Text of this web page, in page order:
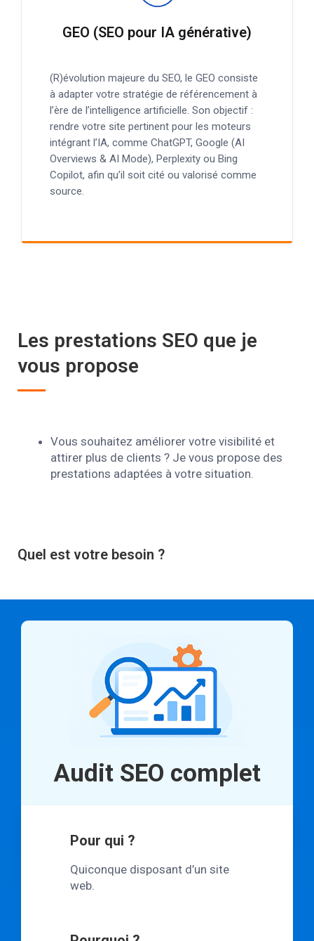
GEO (SEO pour IA générative)
(R)évolution majeure du SEO, le GEO consiste
à adapter votre stratégie de référencement à
l’ère de l’intelligence artificielle. Son objectif :
rendre votre site pertinent pour les moteurs
intégrant l’IA, comme ChatGPT, Google (AI
Overviews & AI Mode), Perplexity ou Bing
Copilot, afin qu’il soit cité ou valorisé comme
source.
Les prestations SEO que je
vous propose
Vous souhaitez améliorer votre visibilité et
attirer plus de clients ? Je vous propose des
prestations adaptées à votre situation.
Quel est votre besoin ?
Audit SEO complet
Pour qui ?
Quiconque disposant d’un site
web.